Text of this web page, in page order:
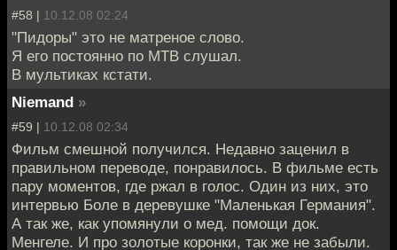
#58 | 10.12.08 02:24
"Пидоры" это не матреное слово.
Я его постоянно по МТВ слушал.
В мультиках кстати.
Niemand »
#59 | 10.12.08 02:34
Фильм смешной получился. Недавно заценил в
правильном переводе, понравилось. В фильме есть
пару моментов, где ржал в голос. Один из них, это
интервью Боле в деревушке "Маленькая Германия".
А так же, как упомянули о мед. помощи док.
Менгеле. И про золотые коронки, так же не забыли.